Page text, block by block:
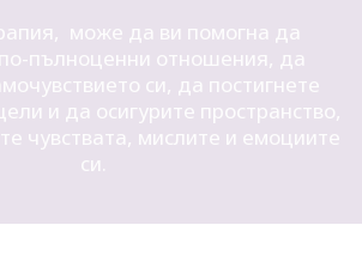
може да ви помогна да
пълноценни отношения, да
си, да постигнете
и да осигурите пространство,
чувствата, мислите и емоциите
си.